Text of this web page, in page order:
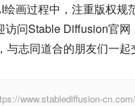
画过程中，注重版权规
问Stable Diffusion官
志同道合的朋友们一起
www.stablediffusion-